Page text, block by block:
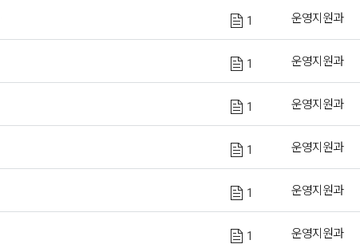
1 운영지원과
1 운영지원과
1 운영지원과
1 운영지원과
1 운영지원과
1 운영지원과